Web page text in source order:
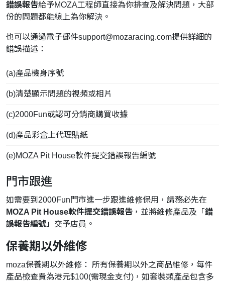
錯誤報告給予MOZA工程師直接為你排查及解決問題，大部
份的問題都能線上為你解決。
也可以通過電子郵件support@mozaracing.com提供詳細的
錯誤描述：
(a)產品機身序號
(b)清楚顯示問題的視頻或相片
(c)2000Fun或認可分銷商購買收據
(d)產品彩盒上代理貼紙
(e)MOZA Pit House軟件提交錯誤報告編號
門市跟進
如需要到2000Fun門市進一步跟進維修保用，請務必先在
MOZA Pit House軟件提交錯誤報告 ，並將維修產品及「 錯
誤報告編號」 交予店員。
保養期以外維修
moza保養期以外維修： 所有保養期以外之商品維修，每件
產品檢查費為港元$100(需現金支付)，如套裝類產品包含多